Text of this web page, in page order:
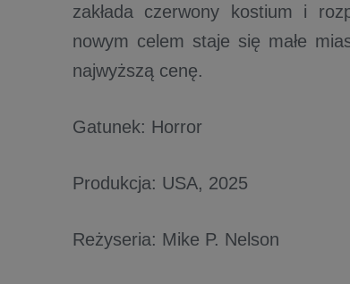
zakłada czerwony kostium i
nowym celem staje się małe
najwyższą cenę.
Gatunek: Horror
Produkcja: USA, 2025
Reżyseria: Mike P. Nelson